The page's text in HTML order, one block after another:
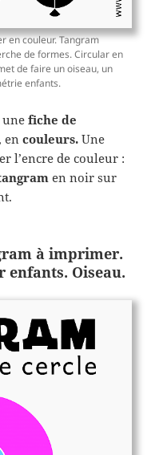
en couleur. Tangram
de formes. Circular en
de faire un oiseau, un
enfants.
unefiche de
, encouleurs. Une
l’encre de couleur :
en noir sur
à imprimer.
enfants. Oiseau.